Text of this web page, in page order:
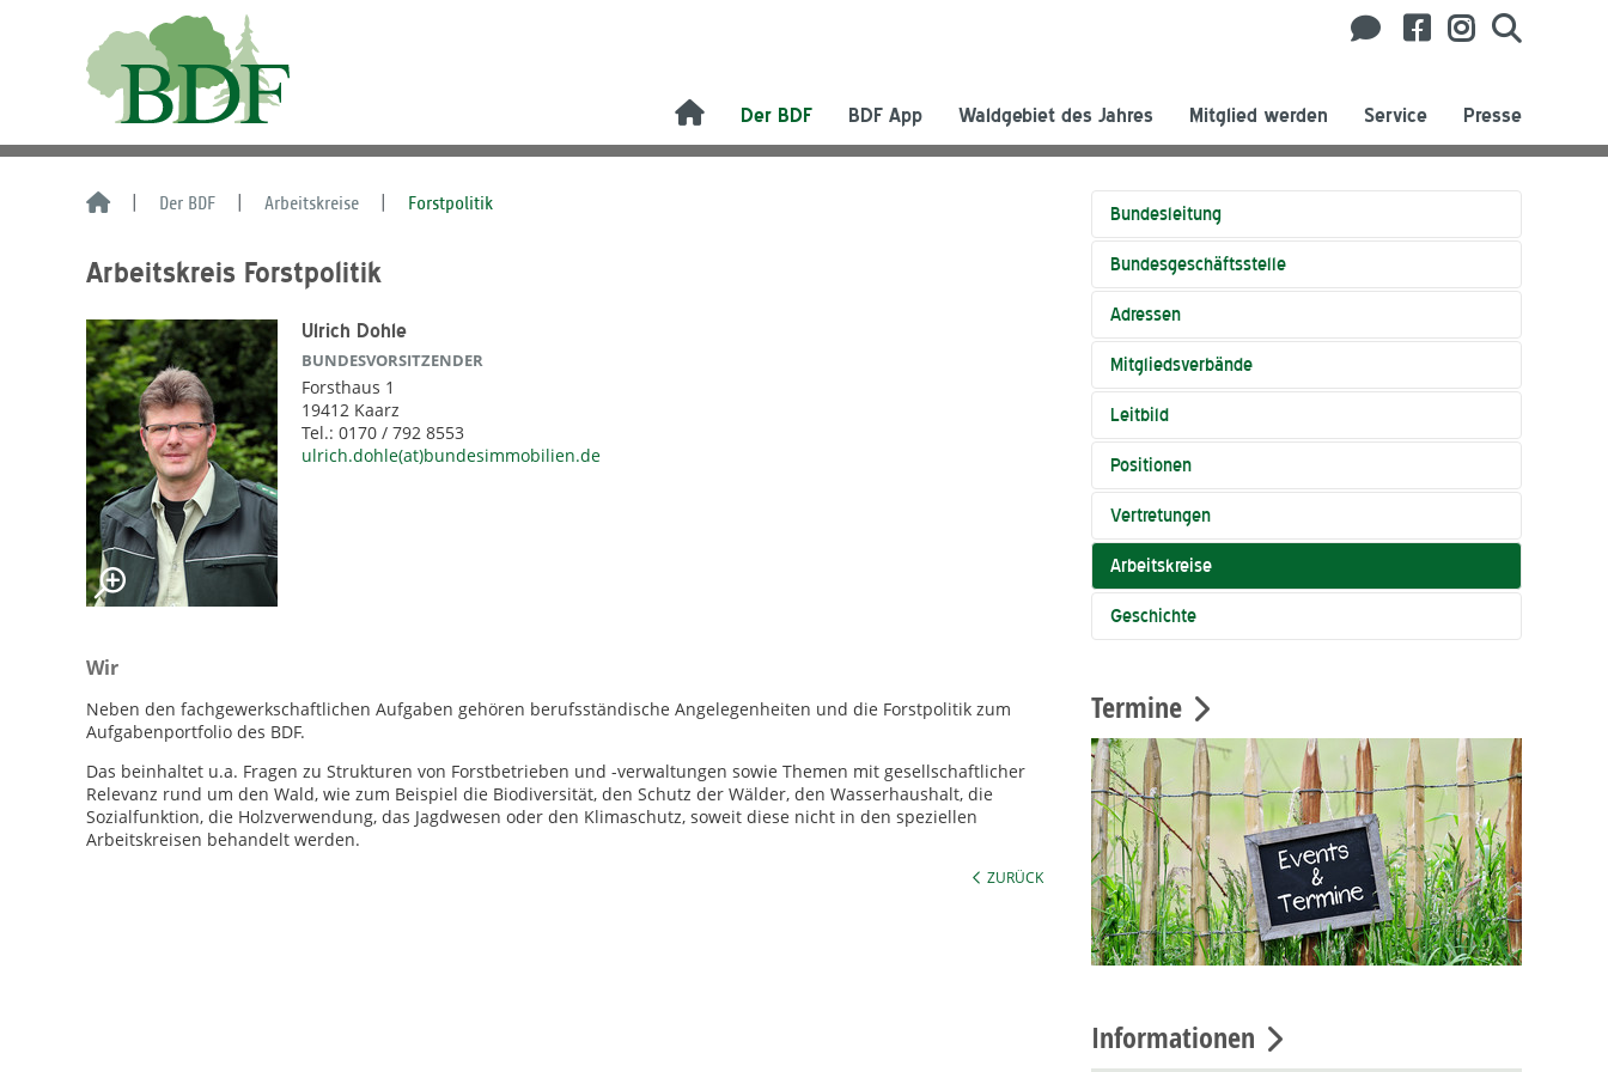
Der BDF BDF App Waldgebiet des Jahres Mitglied werden Service Presse
Der BDF Arbeitskreise Forstpolitik
Arbeitskreis Forstpolitik
Ulrich Dohle
BUNDESVORSITZENDER
Forsthaus 1
19412 Kaarz
Tel.: 0170 / 792 8553
ulrich.dohle(at)bundesimmobilien.de
Wir
Neben den fachgewerkschaftlichen Aufgaben gehören berufsständische Angelegenheiten und die Forstpolitik zum
Aufgabenportfolio des BDF.
Das beinhaltet u.a. Fragen zu Strukturen von Forstbetrieben und -verwaltungen sowie Themen mit gesellschaftlicher
Relevanz rund um den Wald, wie zum Beispiel die Biodiversität, den Schutz der Wälder, den Wasserhaushalt, die
Sozialfunktion, die Holzverwendung, das Jagdwesen oder den Klimaschutz, soweit diese nicht in den speziellen
Arbeitskreisen behandelt werden.
ZURÜCK
Bundesleitung
Bundesgeschäftsstelle
Adressen
Mitgliedsverbände
Leitbild
Positionen
Vertretungen
Arbeitskreise
Geschichte
Termine
Informationen